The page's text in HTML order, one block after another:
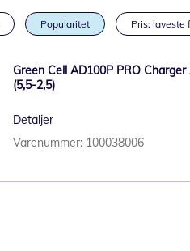
Popularitet Pris: laveste
Green Cell AD100P PRO
(5,5-2,5)
Detaljer
Varenummer: 100038006